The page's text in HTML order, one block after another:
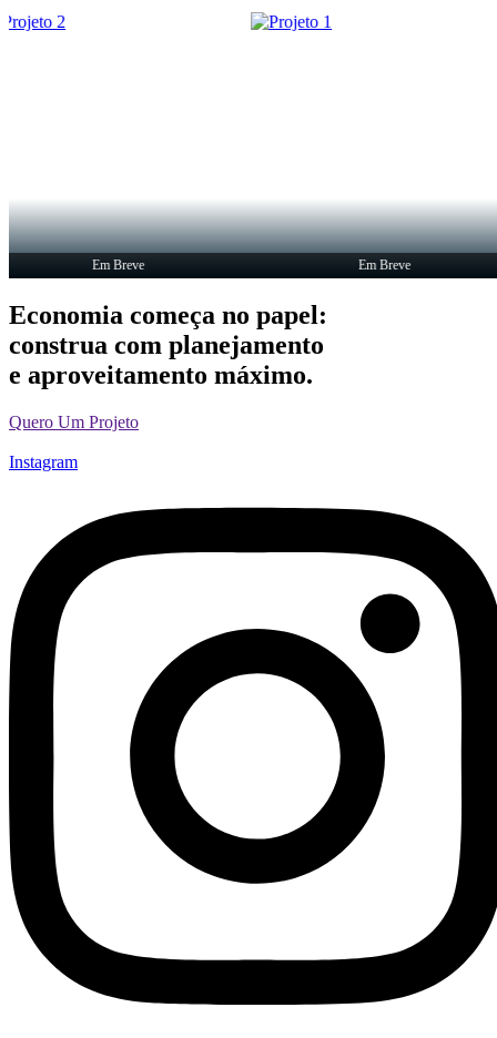
Em Breve Em Breve
Economia começa no papel:
construa com planejamento
e aproveitamento máximo.
Quero Um Projeto
Instagram